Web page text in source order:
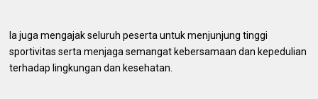
Ia juga mengajak seluruh peserta untuk menjunjung tinggi
sportivitas serta menjaga semangat kebersamaan dan kepedulian
terhadap lingkungan dan kesehatan.